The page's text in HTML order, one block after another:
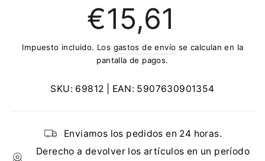
regular
€15,61
Impuesto incluido. Los gastos de envío se calculan en la
pantalla de pagos.
SKU: 69812 | EAN: 5907630901354
Enviamos los pedidos en 24 horas.
Derecho a devolver los artículos en un período